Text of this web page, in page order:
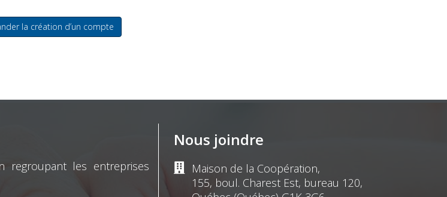
la création d’un compte
regroupant les entreprises
Nous joindre
Maison de la Coopération,
155, boul. Charest Est, bureau 120,